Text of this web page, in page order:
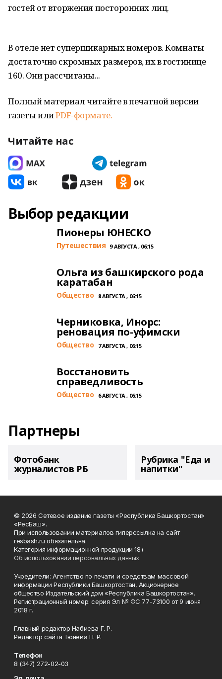
гостей от вторжения посторонних лиц.
В отеле нет супершикарных номеров. Комнаты
достаточно скромных размеров, их в гостинице
160. Они рассчитаны...
Полный материал читайте в печатной версии
газеты илиPDF-формате.
Читайте нас
Выбор редакции
Пионеры ЮНЕСКО
Путешествия 9 АВГУСТА , 06:15
Ольга из башкирского рода
каратабан
Общество 8 АВГУСТА , 06:15
Черниковка, Инорс:
реновация по-уфимски
Общество 7 АВГУСТА , 06:15
Восстановить
справедливость
Общество 6 АВГУСТА , 06:15
Партнеры
Фотобанк
журналистов РБ
Рубрика "Еда и
напитки"
© 2026 Сетевое издание газеты «Республика Башкортостан»
«РесБаш».
При использовании материалов гиперссылка на сайт
resbash.ru обязательна.
Категория информационной продукции 18+
Об использовании персональных данных
Учредители: Агентство по печати и средствам массовой
информации Республики Башкортостан, Акционерное
общество Издательский дом «Республика Башкортостан».
Регистрационный номер: серия Эл № ФС 77-73100 от 9 июня
2018 г.
Главный редактор Набиева Г. Р.
Редактор сайта Тюнёва Н. Р.
Телефон
8 (347) 272-02-03